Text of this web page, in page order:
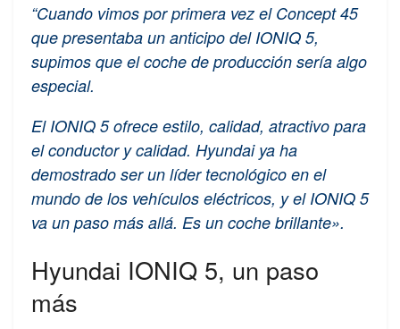
“Cuando vimos por primera vez el Concept 45
que presentaba un anticipo del IONIQ 5,
supimos que el coche de producción sería algo
especial.
El IONIQ 5 ofrece estilo, calidad, atractivo para
el conductor y calidad. Hyundai ya ha
demostrado ser un líder tecnológico en el
mundo de los vehículos eléctricos, y el IONIQ 5
va un paso más allá. Es un coche brillante».
Hyundai IONIQ 5, un paso
más